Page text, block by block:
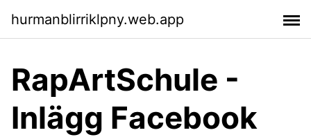
hurmanblirriklpny.web.app
RapArtSchule -
Inlägg Facebook